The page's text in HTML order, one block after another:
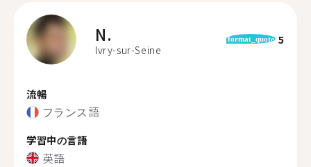
N.
Ivry-sur-Seine
format_quote 5
流暢
フランス語
学習中の言語
英語